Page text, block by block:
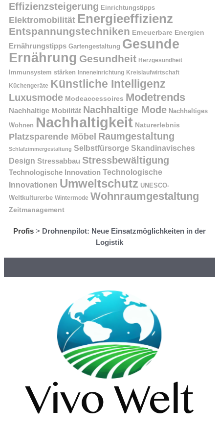
Effizienzsteigerung Einrichtungstipps
Elektromobilität Energieeffizienz
Entspannungstechniken Erneuerbare Energien
Ernährungstipps Gartengestaltung Gesunde
Ernährung Gesundheit Herzgesundheit
Immunsystem stärken Inneneinrichtung Kreislaufwirtschaft
Küchengeräte Künstliche Intelligenz
Luxusmode Modeaccessoires Modetrends
Nachhaltige Mobilität Nachhaltige Mode Nachhaltiges
Wohnen Nachhaltigkeit Naturerlebnis
Platzsparende Möbel Raumgestaltung
Schlafzimmergestaltung Selbstfürsorge Skandinavisches
Design Stressabbau Stressbewältigung
Technologische Innovation Technologische
Innovationen Umweltschutz UNESCO-
Weltkulturerbe Wintermode Wohnraumgestaltung
Zeitmanagement
Profis > Drohnenpilot: Neue Einsatzmöglichkeiten in der
Logistik